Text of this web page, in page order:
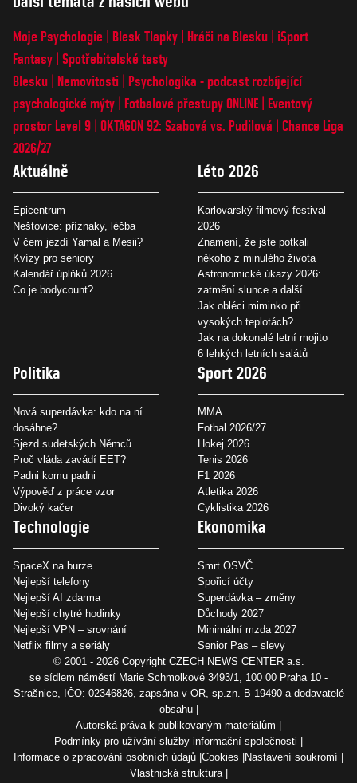
Moje Psychologie Blesk Tlapky Hráči na Blesku
iSport
Fantasy Spotřebitelské testy
Blesku
Nemovitosti
Psychologika - podcast rozbíjející
psychologické mýty
Fotbalové přestupy ONLINE
Eventový
prostor Level 9 OKTAGON 92: Szabová vs. Pudilová
Chance Liga
2026/27
Aktuálně
Epicentrum
Neštovice: příznaky, léčba
V čem jezdí Yamal a Mesii?
Kvízy pro seniory
Kalendář úplňků 2026
Co je bodycount?
Léto 2026
Karlovarský filmový festival
2026
Znamení, že jste potkali
někoho z minulého života
Astronomické úkazy 2026:
zatmění slunce a další
Jak obléci miminko při
vysokých teplotách?
Jak na dokonalé letní mojito
6 lehkých letních salátů
Politika
Nová superdávka: kdo na ní
dosáhne?
Sjezd sudetských Němců
Proč vláda zavádí EET?
Padni komu padni
Výpověď z práce vzor
Divoký kačer
Sport 2026
MMA
Fotbal 2026/27
Hokej 2026
Tenis 2026
F1 2026
Atletika 2026
Cyklistika 2026
Technologie
SpaceX na burze
Nejlepší telefony
Nejlepší AI zdarma
Nejlepší chytré hodinky
Nejlepší VPN – srovnání
Netflix filmy a seriály
Ekonomika
Smrt OSVČ
Spořicí účty
Superdávka – změny
Důchody 2027
Minimální mzda 2027
Senior Pas – slevy
© 2001 - 2026 Copyright CZECH NEWS CENTER a.s.
se sídlem náměstí Marie Schmolkové 3493/1, 100 00 Praha 10 -
Strašnice, IČO: 02346826, zapsána v OR, sp.zn. B 19490 a dodavatelé
obsahu
Autorská práva k publikovaným materiálům
Podmínky pro užívání služby informační společnosti
Informace o zpracování osobních údajů Cookies
Nastavení soukromí
Vlastnická struktura